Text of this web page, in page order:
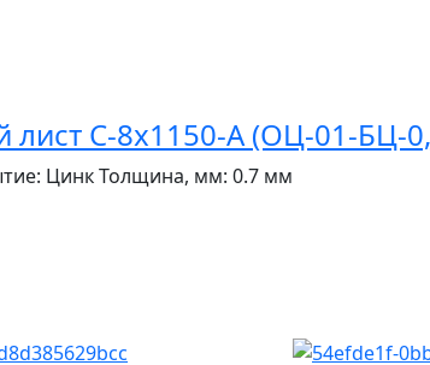
С-8х1150-A (ОЦ-01-БЦ-
ЦинкТолщина, мм: 0.7 мм